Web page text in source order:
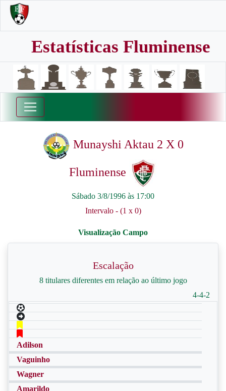
Estatísticas Fluminense
Munayshi Aktau 2 X 0
Fluminense
Sábado 3/8/1996 às 17:00
Intervalo - (1 x 0)
Escalação
8 titulares diferentes em relação ao último jogo
4-4-2
Adilson
Vaguinho
Wagner
Amarildo